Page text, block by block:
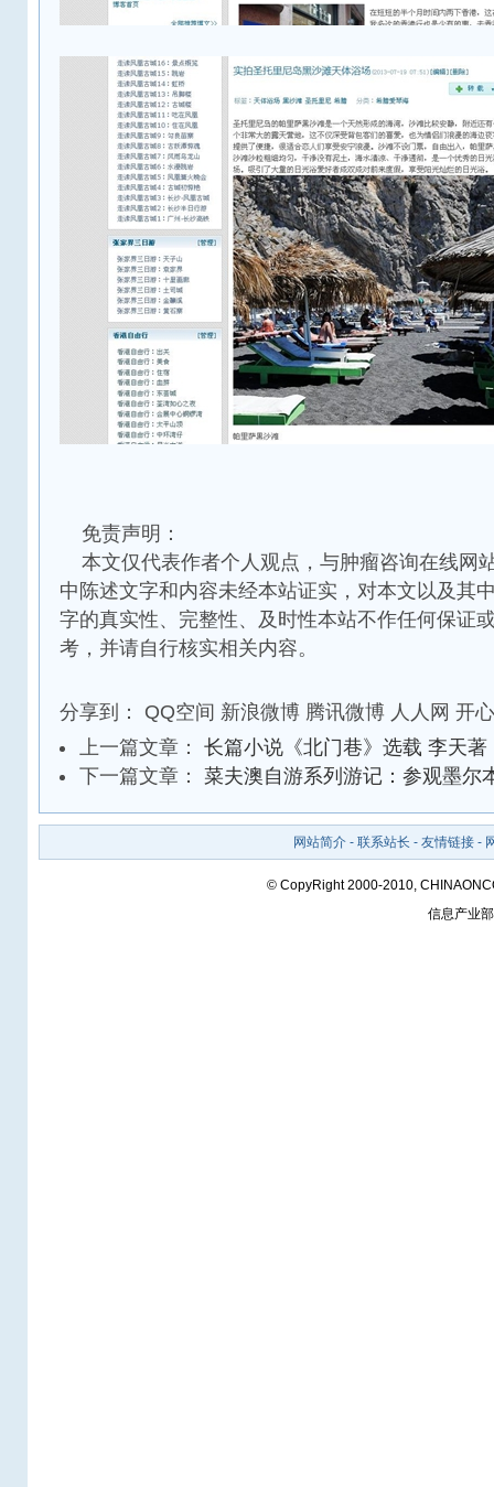
免责声明：
本文仅代表作者个人观点，与肿瘤咨询在线网
中陈述文字和内容未经本站证实，对本文以及其
字的真实性、完整性、及时性本站不作任何保证
考，并请自行核实相关内容。
分享到： QQ空间 新浪微博 腾讯微博 人人网 开
上一篇文章： 长篇小说《北门巷》选载 李天
下一篇文章： 菜夫澳自游系列游记：参观墨尔
网站简介- 联系站长 - 友情链接-
© CopyRight 2000-2010,
信息产业